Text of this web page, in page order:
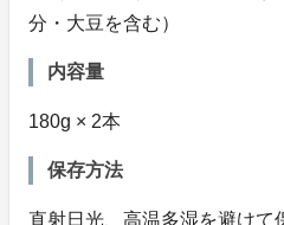
分・大豆を含む）
内容量
180g × 2本
保存方法
直射日光、高温多湿を避けて